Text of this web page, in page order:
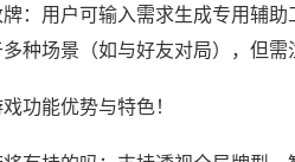
：用户可输入需求生成专用辅
种场景（如与好友对局），但需
功能优势与特色！